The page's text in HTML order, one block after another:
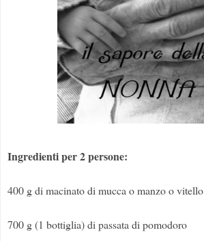
Ingredienti per 2 persone:
400 g di macinato di mucca o manzo o vitello
700 g (1 bottiglia) di passata di pomodoro